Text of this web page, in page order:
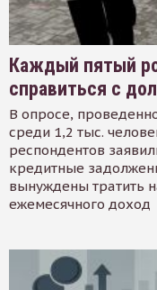
Каждый пятый
справиться с
В опросе,
среди 1,2 тыс.
респондентов
кредитные
вынуждены тратить
ежемесячного доход